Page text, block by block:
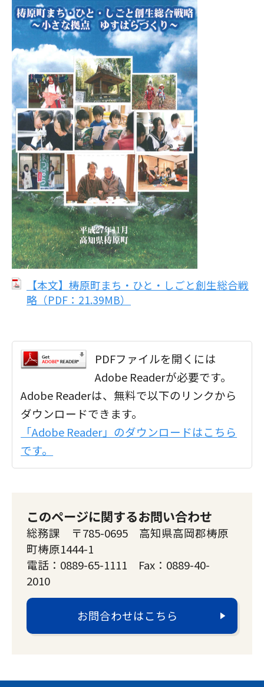
【本文】梼原町まち・ひと・しごと創生総合戦
略（PDF：21.39MB）
PDFファイルを開くには
Adobe Readerが必要です。
Adobe Readerは、無料で以下のリンクから
ダウンロードできます。
「Adobe Reader」のダウンロードはこちら
です。
このページに関するお問い合わせ
総務課 〒785-0695 高知県高岡郡梼原
町梼原1444-1
電話：0889-65-1111 Fax：0889-40-
2010
お問合わせはこちら